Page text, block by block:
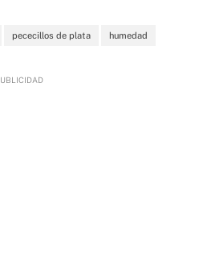
pececillos de plata humedad